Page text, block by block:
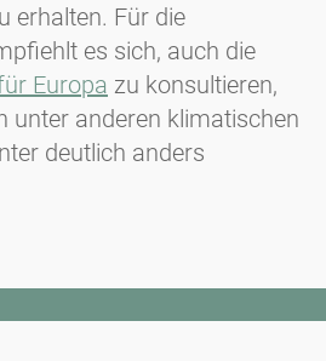
erhalten. Für die
es sich, auch die
Europa zu konsultieren,
unter anderen klimatischen
deutlich anders